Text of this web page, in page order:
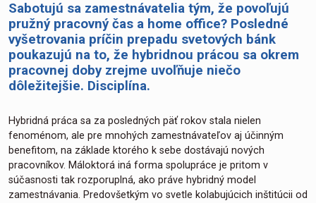
Sabotujú sa zamestnávatelia tým, že povoľujú
pružný pracovný čas a home office? Posledné
vyšetrovania príčin prepadu svetových bánk
poukazujú na to, že hybridnou prácou sa okrem
pracovnej doby zrejme uvoľňuje niečo
dôležitejšie. Disciplína.
Hybridná práca sa za posledných päť rokov stala nielen
fenoménom, ale pre mnohých zamestnávateľov aj účinným
benefitom, na základe ktorého k sebe dostávajú nových
pracovníkov. Máloktorá iná forma spolupráce je pritom v
súčasnosti tak rozporuplná, ako práve hybridný model
zamestnávania. Predovšetkým vo svetle kolabujúcich inštitúcii od